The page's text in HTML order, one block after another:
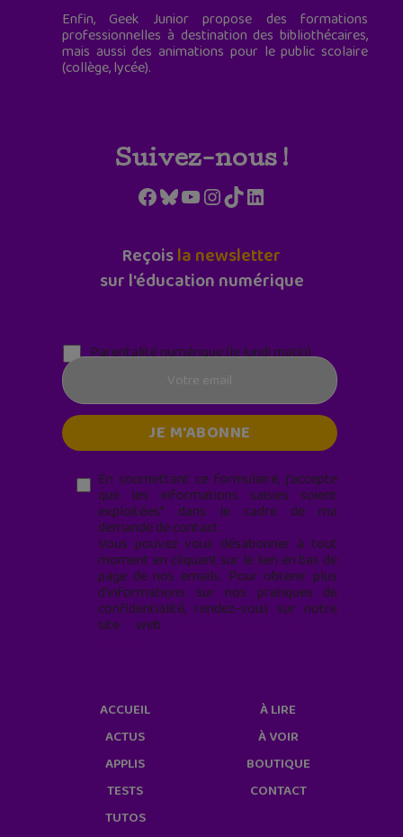
Enfin, Geek Junior propose des formations
professionnelles à destination des bibliothécaires,
mais aussi des animations pour le public scolaire
(collège, lycée).
Suivez-nous !
Facebook
Bluesky
YouTube
Instagram
TikTokLinkedIn
Reçoisla newsletter
sur l'éducation numérique
Parentalité numérique (le lundi matin)
En soumettant ce formulaire, j’accepte
que les informations saisies soient
exploitées* dans le cadre de ma
demande de contact.
Vous pouvez vous désabonner à tout
moment en cliquant sur le lien en bas de
page de nos emails. Pour obtenir plus
d'informations sur nos pratiques de
confidentialité, rendez-vous sur notre
site web
ACCUEIL
ACTUS
APPLIS
TESTS
TUTOS
À LIRE
À VOIR
BOUTIQUE
CONTACT